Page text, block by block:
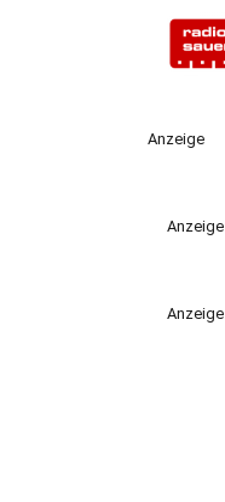
Anzeige
Anzeige
Anzeige